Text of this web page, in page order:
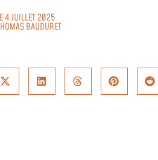
4 JUILLET 2025
BAUDURET